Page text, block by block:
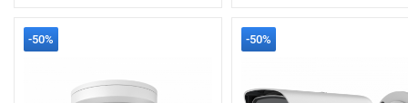
-50% -50%